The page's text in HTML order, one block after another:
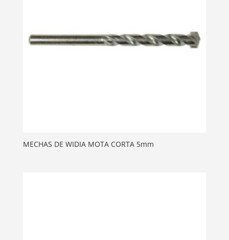
MECHAS DE WIDIA MOTA CORTA 5mm